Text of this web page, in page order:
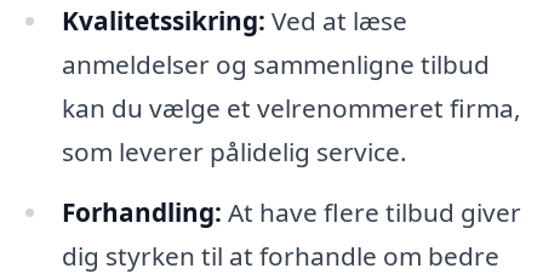
Kvalitetssikring: Ved at læse
anmeldelser og sammenligne tilbud
kan du vælge et velrenommeret firma,
som leverer pålidelig service.
Forhandling: At have flere tilbud giver
dig styrken til at forhandle om bedre